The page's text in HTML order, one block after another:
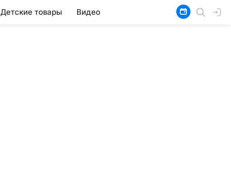
Детские товары Видео